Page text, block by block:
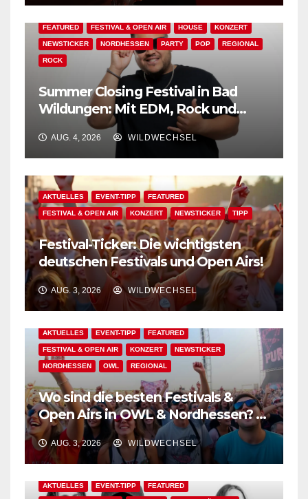
FEATURED FESTIVAL & OPEN AIR HOUSE KONZERT
NEWSTICKER NORDHESSEN PARTY POP REGIONAL
ROCK
Summer Closing Festival in Bad
Wildungen: Mit EDM, Rock und
Festivalflair klingt der Sommer aus!
AUG. 4, 2026 WILDWECHSEL
AKTUELLES EVENT-TIPP FEATURED
FESTIVAL & OPEN AIR KONZERT NEWSTICKER TIPP
Festival-Ticker: Die wichtigsten
deutschen Festivals und Open Airs!
AUG. 3, 2026 WILDWECHSEL
AKTUELLES EVENT-TIPP FEATURED
FESTIVAL & OPEN AIR KONZERT NEWSTICKER
NORDHESSEN OWL REGIONAL
Wo sind die besten Festivals &
Open Airs in OWL & Nordhessen? –
Der Ww-Festival-Planer!
AUG. 3, 2026 WILDWECHSEL
AKTUELLES EVENT-TIPP FEATURED